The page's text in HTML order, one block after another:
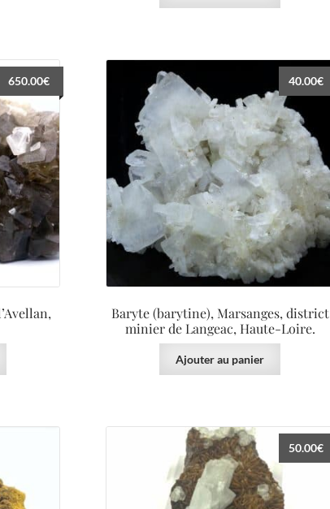
650.00€
Baryte (barytine), Marsanges, district
minier de Langeac, Haute-Loire.
40.00€
Ajouter au panier
50.00€